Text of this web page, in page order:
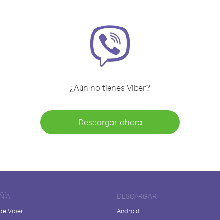
¿Aún no tienes Viber?
Descargar ahora
Viber
DESCARGAR
Android